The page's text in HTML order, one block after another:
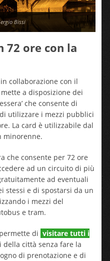
Bissi
72 ore con la
collaborazione con il
a disposizione dei
che consente di
utilizzare i mezzi pubblici
La card è utilizzabile dal
minorenne.
che consente per 72 ore
ad un circuito di più
ad eventuali
stessi e di spostarsi da un
i mezzi del
e tram.
di visitare tutti i
città senza fare la
di prenotazione e di